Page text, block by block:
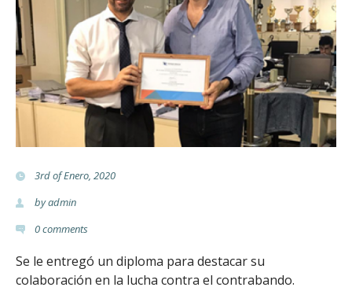
3rd of Enero, 2020
byadmin
0comments
Se le entregó un diploma para destacar su
colaboración en la lucha contra el contrabando.